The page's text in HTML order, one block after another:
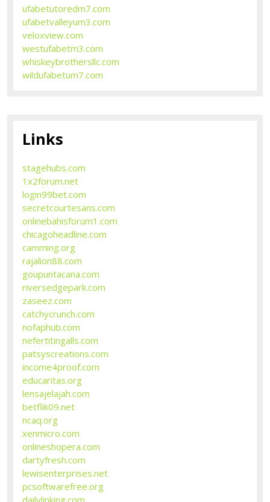
ufabetutoredm7.com
ufabetvalleyum3.com
veloxview.com
westufabetm3.com
whiskeybrothersllc.com
wildufabetum7.com
Links
stagehubs.com
1x2forum.net
login99bet.com
secretcourtesans.com
onlinebahisforum1.com
chicagoheadline.com
camming.org
rajalion88.com
goupuntacana.com
riversedgepark.com
zaseez.com
catchycrunch.com
nofaphub.com
nefertitingalls.com
patsyscreations.com
income4proof.com
educaritas.org
lensajelajah.com
betflik09.net
ncaq.org
xenmicro.com
onlineshopera.com
dartyfresh.com
lewisenterprises.net
pcsoftwarefree.org
dailylinking.com